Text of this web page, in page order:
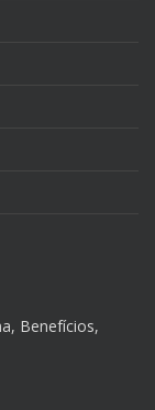
Benefícios,